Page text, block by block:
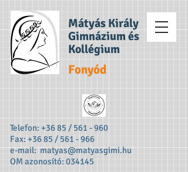
Mátyás Király
Gimnázium és
Kollégium
Fonyód
Telefon: +36 85 / 561 - 960
Fax: +36 85 / 561 - 966
e-mail:matyas@matyasgimi.hu
OM azonosító: 034145